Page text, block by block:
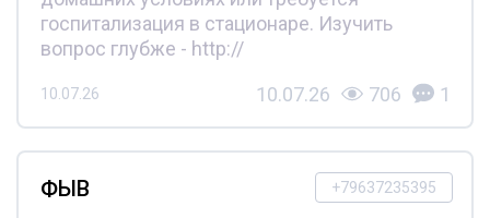
госпитализация в стационаре. Изучить
вопрос глубже - http://
10.07.26 10.07.26 706 1
+79637235395
ФЫВ